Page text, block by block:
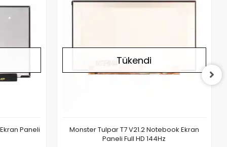
Paneli
Tükendi
Monster Tulpar T7 V21.2 Notebook Ekran
Paneli Full HD 144Hz